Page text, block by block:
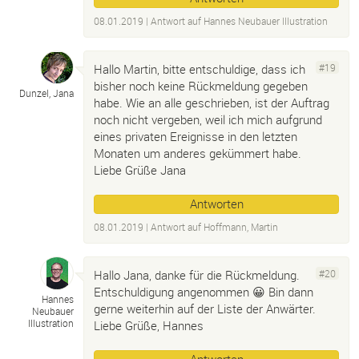
08.01.2019 | Antwort auf Hannes Neubauer Illustration
Dunzel, Jana
#19
Hallo Martin, bitte entschuldige, dass ich
bisher noch keine Rückmeldung gegeben
habe. Wie an alle geschrieben, ist der Auftrag
noch nicht vergeben, weil ich mich aufgrund
eines privaten Ereignisse in den letzten
Monaten um anderes gekümmert habe.
Liebe Grüße Jana
Antworten
08.01.2019 | Antwort auf Hoffmann, Martin
Hannes
Neubauer
Illustration
#20
Hallo Jana, danke für die Rückmeldung.
Entschuldigung angenommen 😀 Bin dann
gerne weiterhin auf der Liste der Anwärter.
Liebe Grüße, Hannes